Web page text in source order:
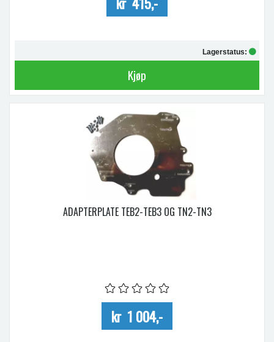
Lagerstatus:
Kjøp
ADAPTERPLATE TEB2-TEB3 OG TN2-TN3
kr 1 004,-